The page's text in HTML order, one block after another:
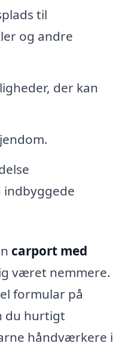
til
og andre
der kan
indbyggede
carport med
været nemmere.
formular på
du hurtigt
håndværkere i